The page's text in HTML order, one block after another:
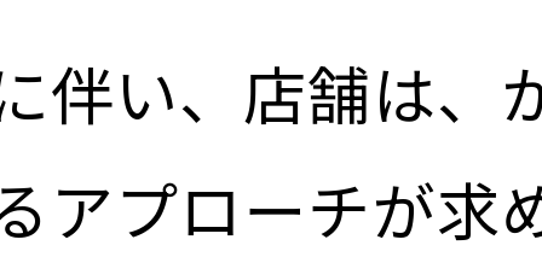
伴い、店舗は、
アプローチが求